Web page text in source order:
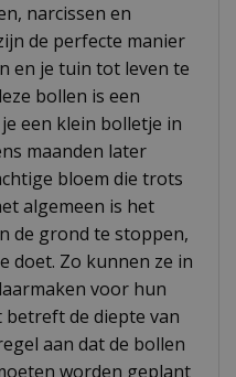
narcissen en
de perfecte manier
en je tuin tot leven te
bollen is een
een klein bolletje in
maanden later
bloem die trots
algemeen is het
de grond te stoppen,
doet. Zo kunnen ze in
voor hun
betreft de diepte van
aan dat de bollen
worden geplant